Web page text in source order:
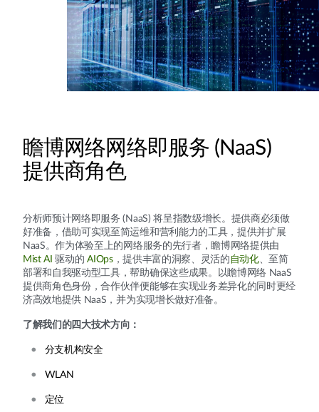
瞻博网络网络即服务 (NaaS)
提供商角色
分析师预计网络即服务 (NaaS) 将呈指数级增长。提供商必须做
好准备，借助可实现至简运维和营利能力的工具，提供并扩展
NaaS。作为体验至上的网络服务的先行者，瞻博网络提供由
Mist AI 驱动的AIOps，提供丰富的洞察、灵活的 自动化、至简
部署和自我驱动型工具，帮助确保这些成果。以瞻博网络 NaaS
提供商角色身份，合作伙伴便能够在实现业务差异化的同时更经
济高效地提供 NaaS，并为实现增长做好准备。
了解我们的四大技术方向：
分支机构安全
WLAN
定位